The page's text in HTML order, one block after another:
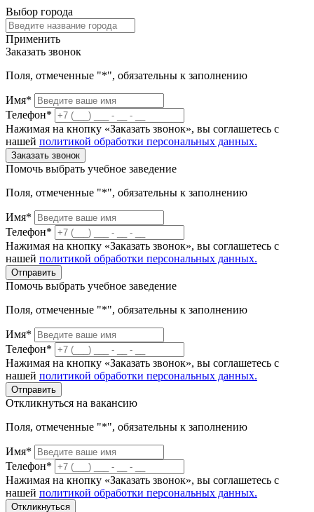
Выбор города
Применить
Заказать звонок
Поля, отмеченные "*", обязательны к заполнению
Имя*
Телефон*
Нажимая на кнопку «Заказать звонок», вы соглашетесь с
нашей политикой обработки персональных данных.
Заказать звонок
Помочь выбрать учебное заведение
Поля, отмеченные "*", обязательны к заполнению
Имя*
Телефон*
Нажимая на кнопку «Заказать звонок», вы соглашетесь с
нашей политикой обработки персональных данных.
Отправить
Помочь выбрать учебное заведение
Поля, отмеченные "*", обязательны к заполнению
Имя*
Телефон*
Нажимая на кнопку «Заказать звонок», вы соглашетесь с
нашей политикой обработки персональных данных.
Отправить
Откликнуться на вакансию
Поля, отмеченные "*", обязательны к заполнению
Имя*
Телефон*
Нажимая на кнопку «Заказать звонок», вы соглашетесь с
нашей политикой обработки персональных данных.
Откликнуться